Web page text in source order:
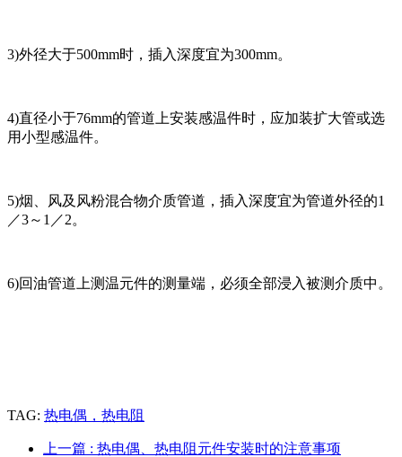
3)外径大于500mm时，插入深度宜为300mm。
4)直径小于76mm的管道上安装感温件时，应加装扩大管或选
用小型感温件。
5)烟、风及风粉混合物介质管道，插入深度宜为管道外径的1
／3～1／2。
6)回油管道上测温元件的测量端，必须全部浸入被测介质中。
TAG: 热电偶，热电阻
上一篇 : 热电偶、热电阻元件安装时的注意事项